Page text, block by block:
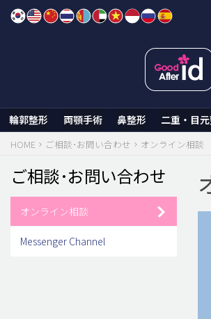
Skip
輪郭整形 両顎手術 鼻整形 二重・目
HOME ご相談･お問い合わせ オンライン相談
ご相談･お問い合わせ
オンライン相談
Messenger Channel